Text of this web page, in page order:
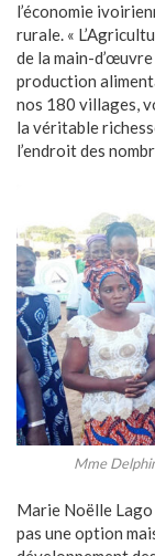
l’économie
rurale. «
de la main-
production
nos 180 villages,
la véritable
l’endroit des
Mme
Marie Noëlle Lago
pas une option